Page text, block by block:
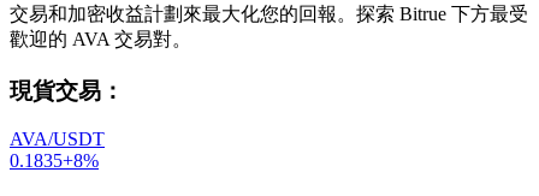
交易和加密收益計劃來最大化您的回報。探索 Bitrue 下方最受
歡迎的 AVA 交易對。
現貨交易 ：
AVA/USDT
0.1835+8%